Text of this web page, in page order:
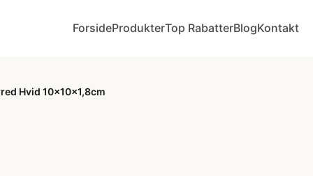
ForsideProdukterTop RabatterBlogKontakt
Hvid 10x10x1,8cm